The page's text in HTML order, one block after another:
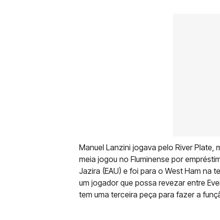
Manuel Lanzini jogava pelo River
meia jogou no Fluminense por
Jazira (EAU) e foi para o West Ham na
um jogador que possa revezar entre
tem uma terceira peça para fazer a